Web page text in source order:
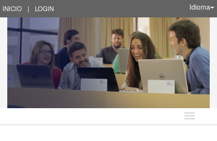
INICIO | LOGIN Idioma
Idioma